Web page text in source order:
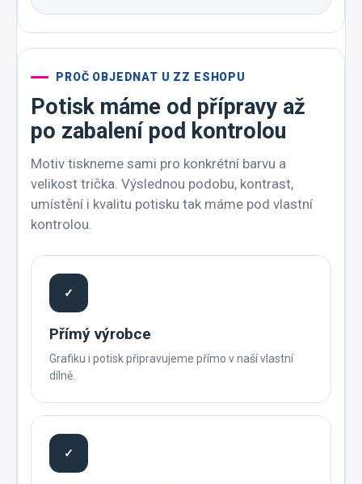
PROČ OBJEDNAT U ZZ ESHOPU
Potisk máme od přípravy až
po zabalení pod kontrolou
Motiv tiskneme sami pro konkrétní barvu a
velikost trička. Výslednou podobu, kontrast,
umístění i kvalitu potisku tak máme pod vlastní
kontrolou.
✓
Přímý výrobce
Grafiku i potisk připravujeme přímo v naší vlastní
dílně.
✓